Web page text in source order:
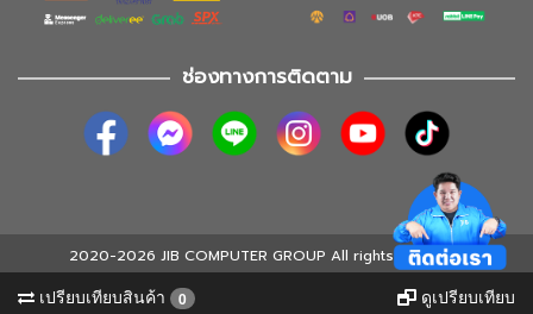
ช่องทางการติดตาม
2020-2026 JIB COMPUTER GROUP All rights reserved
เปรียบเทียบสินค้า 0 ดูเปรียบเทียบ